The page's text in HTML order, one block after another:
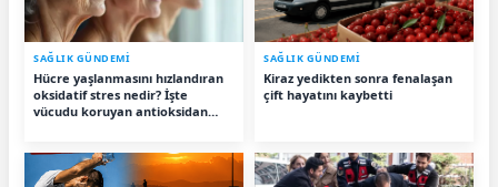
SAĞLIK GÜNDEMİ
Hücre yaşlanmasını hızlandıran
oksidatif stres nedir? İşte
vücudu koruyan antioksidan
SAĞLIK GÜNDEMİ
Kiraz yedikten sonra fenalaşan
çift hayatını kaybetti